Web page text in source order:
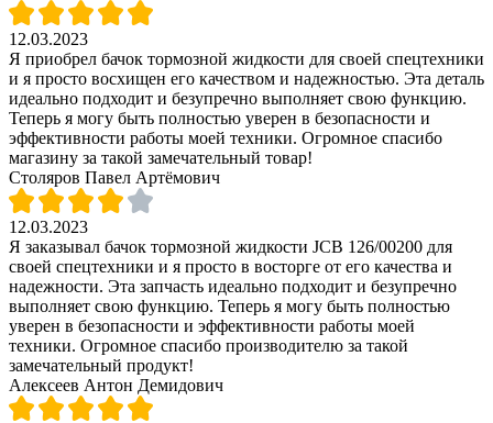
12.03.2023
Я приобрел бачок тормозной жидкости для своей спецтехники
и я просто восхищен его качеством и надежностью. Эта деталь
идеально подходит и безупречно выполняет свою функцию.
Теперь я могу быть полностью уверен в безопасности и
эффективности работы моей техники. Огромное спасибо
магазину за такой замечательный товар!
Столяров Павел Артёмович
12.03.2023
Я заказывал бачок тормозной жидкости JCB 126/00200 для
своей спецтехники и я просто в восторге от его качества и
надежности. Эта запчасть идеально подходит и безупречно
выполняет свою функцию. Теперь я могу быть полностью
уверен в безопасности и эффективности работы моей
техники. Огромное спасибо производителю за такой
замечательный продукт!
Алексеев Антон Демидович